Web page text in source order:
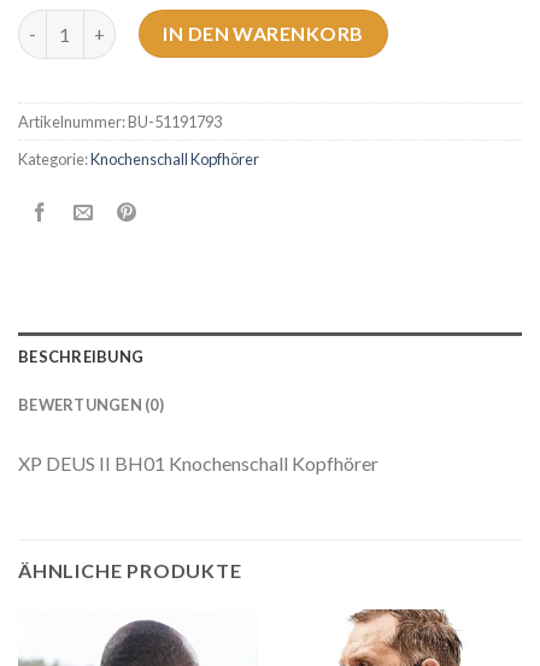
knochenschall kopfhörer Menge
IN DEN WARENKORB
Artikelnummer:BU-51191793
Kategorie:Knochenschall Kopfhörer
BESCHREIBUNG
BEWERTUNGEN (0)
XP DEUS II BH01 Knochenschall Kopfhörer
ÄHNLICHE PRODUKTE